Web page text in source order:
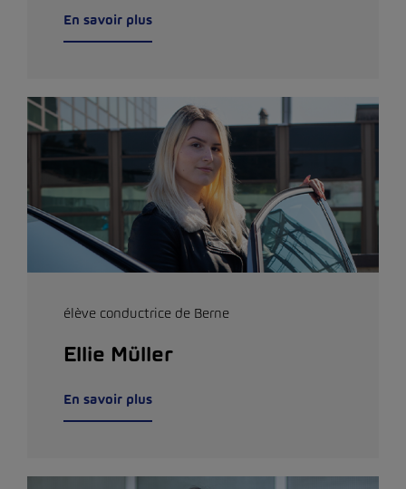
En savoir plus
élève conductrice de Berne
Ellie Müller
En savoir plus